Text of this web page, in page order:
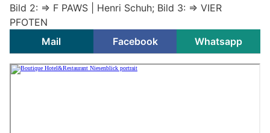
Bild 2: => F PAWS | Henri Schuh; Bild 3: => VIER
PFOTEN
Mail
Facebook Whatsapp